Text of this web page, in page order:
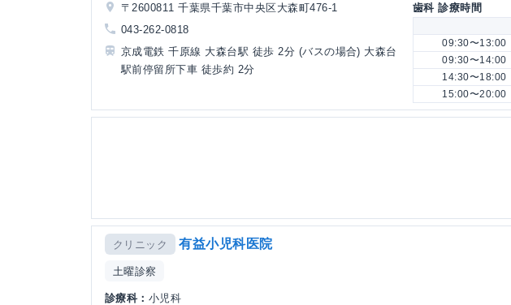
〒2600811 千葉県千葉市中央区大森町476-1
043-262-0818
京成電鉄 千原線 大森台駅 徒歩 2分 (バスの場合) 大森台
駅前停留所下車 徒歩約 2分
歯科 診療時間
09:30〜13:00
09:30〜14:00
14:30〜18:00
15:00〜20:00
クリニック 有益小児科医院
土曜診察
診療科： 小児科